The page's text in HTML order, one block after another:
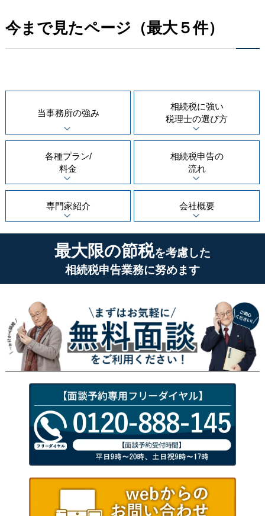
今まで見たページ（最大５件）
当事務所の強み
相続税に強い
税理士の選び方
各種プラン/
料金
相続税申告の
流れ
専門家紹介 会社概要
最大限の節税を考慮した
相続税申告業務に努めます